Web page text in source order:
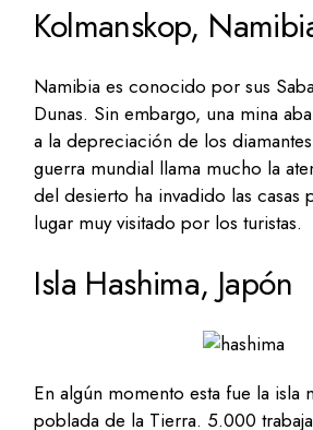
Kolmanskop,
Namibia es conocido por sus
Dunas. Sin embargo, una mina
a la depreciación de los
guerra mundial llama mucho la
del desierto ha invadido las casas
lugar muy visitado por los turistas.
Isla Hashima, Japón
En algún momento esta fue la isla
poblada de la Tierra. 5.000